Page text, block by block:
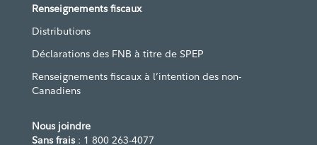
Renseignements fiscaux
Distributions
Déclarations des FNB à titre de SPEP
Renseignements fiscaux à l’intention des non-
Canadiens
Nous joindre
Sans frais: 1 800 263-4077